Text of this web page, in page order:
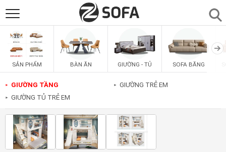
SẢN PHẨM
SOFAS
PHÒNG ĂN
PHÒNG NGỦ
SẢN PHẨM BÀN ĂN GIƯỜNG - TỦ SOFA BĂNG
► GIƯỜNG TẦNG
► GIƯỜNG TỦ TRẺ EM
► GIƯỜNG TRẺ EM